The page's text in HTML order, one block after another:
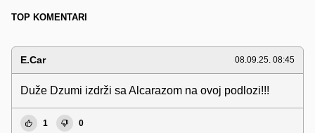
TOP KOMENTARI
E.Car 08.09.25. 08:45
Duže Dzumi izdrži sa Alcarazom na ovoj podlozi!!!
1 0